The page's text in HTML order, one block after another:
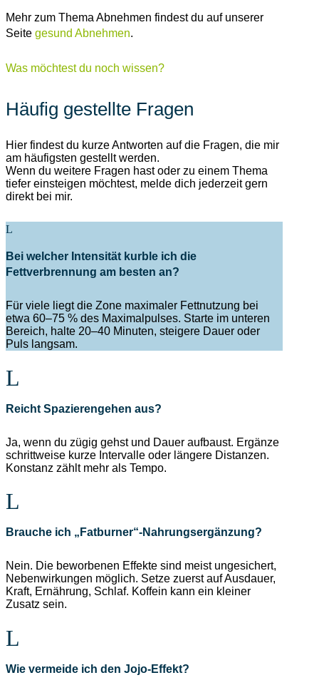
Mehr zum Thema Abnehmen findest du auf unserer
Seite gesund Abnehmen.
Was möchtest du noch wissen?
Häufig gestellte Fragen
Hier findest du kurze Antworten auf die Fragen, die mir
am häufigsten gestellt werden.
Wenn du weitere Fragen hast oder zu einem Thema
tiefer einsteigen möchtest, melde dich jederzeit gern
direkt bei mir.
Bei welcher Intensität kurble ich die
Fettverbrennung am besten an?
Für viele liegt die Zone maximaler Fettnutzung bei
etwa 60–75 % des Maximalpulses. Starte im unteren
Bereich, halte 20–40 Minuten, steigere Dauer oder
Puls langsam.
Reicht Spazierengehen aus?
Ja, wenn du zügig gehst und Dauer aufbaust. Ergänze
schrittweise kurze Intervalle oder längere Distanzen.
Konstanz zählt mehr als Tempo.
Brauche ich „Fatburner“-Nahrungsergänzung?
Nein. Die beworbenen Effekte sind meist ungesichert,
Nebenwirkungen möglich. Setze zuerst auf Ausdauer,
Kraft, Ernährung, Schlaf. Koffein kann ein kleiner
Zusatz sein.
Wie vermeide ich den Jojo-Effekt?